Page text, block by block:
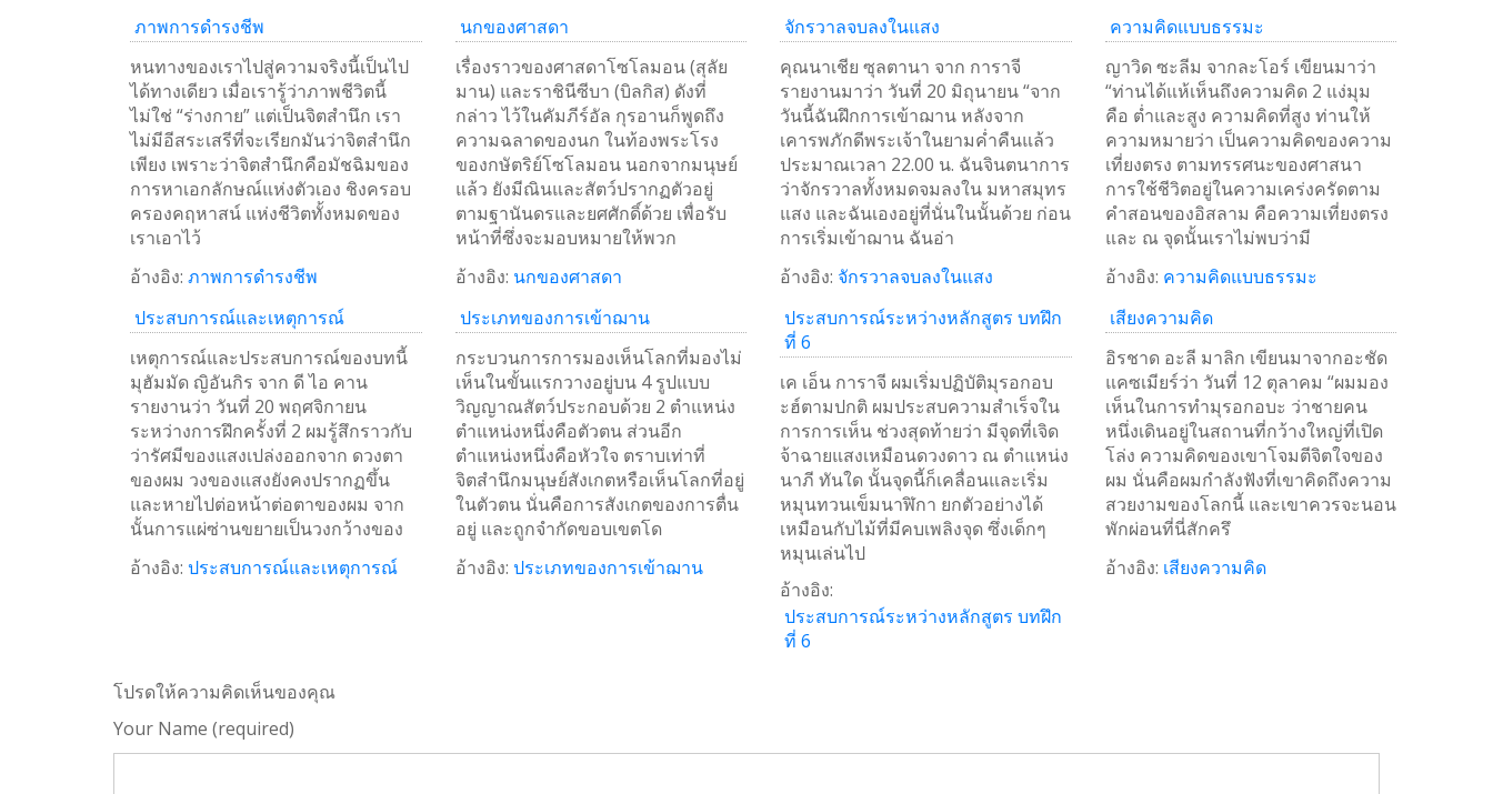
ภาพการดำรงชีพ
หนทางของเราไปสู่ความจริงนี้เป็นไป
ได้ทางเดียว เมื่อเรารู้ว่าภาพชีวิตนี้
ไม่ใช่ “ร่างกาย” แต่เป็นจิตสำนึก เรา
ไม่มีอีสระเสรีที่จะเรียกมันว่าจิตสำนึก
เพียง เพราะว่าจิตสำนึกคือมัชฉิมของ
การหาเอกลักษณ์แห่งตัวเอง ชิงครอบ
ครองคฤหาสน์ แห่งชีวิตทั้งหมดของ
เราเอาไว้
อ้างอิง: ภาพการดำรงชีพ
นกของศาสดา
เรื่องราวของศาสดาโซโลมอน (สุลัย
มาน) และราชินีซีบา (บิลกิส) ดังที่
กล่าว ไว้ในคัมภีร์อัล กุรอานก็พูดถึง
ความฉลาดของนก ในท้องพระโรง
ของกษัตริย์โซโลมอน นอกจากมนุษย์
แล้ว ยังมีณินและสัตว์ปรากฏตัวอยู่
ตามฐานันดรและยศศักดิ์ด้วย เพื่อรับ
หน้าที่ซึ่งจะมอบหมายให้พวก
อ้างอิง: นกของศาสดา
จักรวาลจบลงในแสง
คุณนาเชีย ซุลตานา จาก การาจี
รายงานมาว่า วันที่ 20 มิถุนายน “จาก
วันนี้ฉันฝึกการเข้าฌาน หลังจาก
เคารพภักดีพระเจ้าในยามค่ำคืนแล้ว
ประมาณเวลา 22.00 น. ฉันจินตนาการ
ว่าจักรวาลทั้งหมดจมลงใน มหาสมุทร
แสง และฉันเองอยู่ที่นั่นในนั้นด้วย ก่อน
การเริ่มเข้าฌาน ฉันอ่า
อ้างอิง: จักรวาลจบลงในแสง
ความคิดแบบธรรมะ
ญาวิด ซะลีม จากละโอร์ เขียนมาว่า
“ท่านได้แห้เห็นถึงความคิด 2 แง่มุม
คือ ต่ำและสูง ความคิดที่สูง ท่านให้
ความหมายว่า เป็นความคิดของความ
เที่ยงตรง ตามทรรศนะของศาสนา
การใช้ชีวิตอยู่ในความเคร่งครัดตาม
คำสอนของอิสลาม คือความเที่ยงตรง
และ ณ จุดนั้นเราไม่พบว่ามี
อ้างอิง: ความคิดแบบธรรมะ
ประสบการณ์และเหตุการณ์
เหตุการณ์และประสบการณ์ของบทนี้
มุฮัมมัด ญิอันกิร จาก ดี ไอ คาน
รายงานว่า วันที่ 20 พฤศจิกายน
ระหว่างการฝึกครั้งที่ 2 ผมรู้สึกราวกับ
ว่ารัศมีของแสงเปล่งออกจาก ดวงตา
ของผม วงของแสงยังคงปรากฏขึ้น
และหายไปต่อหน้าต่อตาของผม จาก
นั้นการแผ่ซ่านขยายเป็นวงกว้างของ
อ้างอิง: ประสบการณ์และเหตุการณ์
ประเภทของการเข้าฌาน
กระบวนการการมองเห็นโลกที่มองไม่
เห็นในขั้นแรกวางอยู่บน 4 รูปแบบ
วิญญาณสัตว์ประกอบด้วย 2 ตำแหน่ง
ตำแหน่งหนึ่งคือตัวตน ส่วนอีก
ตำแหน่งหนึ่งคือหัวใจ ตราบเท่าที่
จิตสำนึกมนุษย์สังเกตหรือเห็นโลกที่อยู่
ในตัวตน นั่นคือการสังเกตของการตื่น
อยู่ และถูกจำกัดขอบเขตโด
อ้างอิง: ประเภทของการเข้าฌาน
ประสบการณ์ระหว่างหลักสูตร บทฝึก
ที่ 6
เค เอ็น การาจี ผมเริ่มปฏิบัติมุรอกอบ
ะฮ์ตามปกติ ผมประสบความสำเร็จใน
การการเห็น ช่วงสุดท้ายว่า มีจุดที่เจิด
จ้าฉายแสงเหมือนดวงดาว ณ ตำแหน่ง
นาภี ทันใด นั้นจุดนี้ก็เคลื่อนและเริ่ม
หมุนทวนเข็มนาฬิกา ยกตัวอย่างได้
เหมือนกับไม้ที่มีคบเพลิงจุด ซึ่งเด็กๆ
หมุนเล่นไป
อ้างอิง:
ประสบการณ์ระหว่างหลักสูตร บทฝึก
ที่ 6
เสียงความคิด
อิรชาด อะลี มาลิก เขียนมาจากอะชัด
แคซเมียร์ว่า วันที่ 12 ตุลาคม “ผมมอง
เห็นในการทำมุรอกอบะ ว่าชายคน
หนึ่งเดินอยู่ในสถานที่กว้างใหญ่ที่เปิด
โล่ง ความคิดของเขาโจมตีจิตใจของ
ผม นั่นคือผมกำลังฟังที่เขาคิดถึงความ
สวยงามของโลกนี้ และเขาควรจะนอน
พักผ่อนที่นี่สักครึ
อ้างอิง: เสียงความคิด
โปรดให้ความคิดเห็นของคุณ
Your Name (required)